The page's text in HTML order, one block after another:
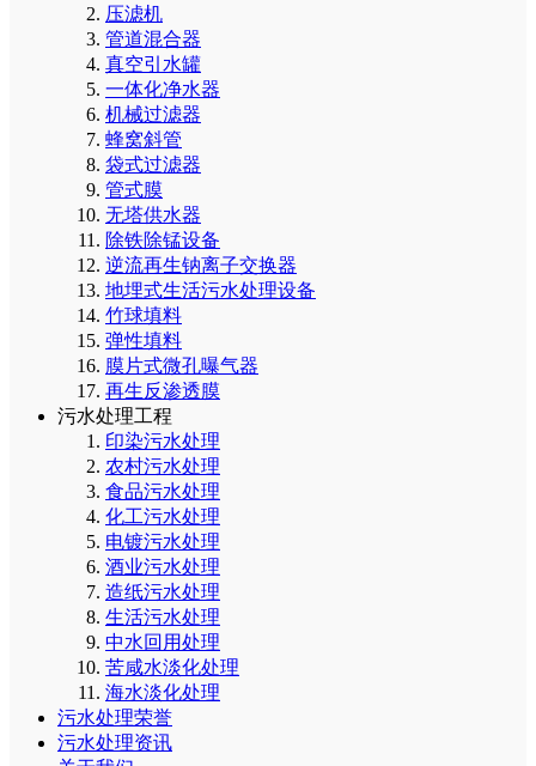
压滤机
管道混合器
真空引水罐
一体化净水器
机械过滤器
蜂窝斜管
袋式过滤器
管式膜
无塔供水器
除铁除锰设备
逆流再生钠离子交换器
地埋式生活污水处理设备
竹球填料
弹性填料
膜片式微孔曝气器
再生反渗透膜
污水处理工程
印染污水处理
农村污水处理
食品污水处理
化工污水处理
电镀污水处理
酒业污水处理
造纸污水处理
生活污水处理
中水回用处理
苦咸水淡化处理
海水淡化处理
污水处理荣誉
污水处理资讯